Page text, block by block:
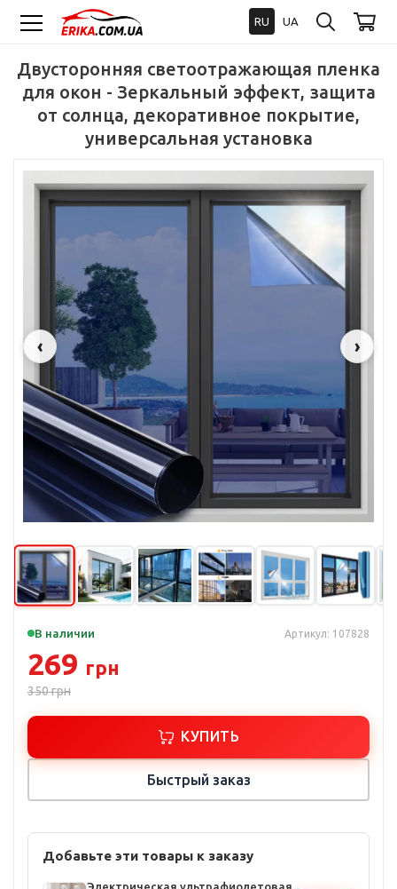
RU UA
Двусторонняя светоотражающая пленка
для окон - Зеркальный эффект, защита
от солнца, декоративное покрытие,
универсальная установка
‹ ›
В наличии Артикул: 107828
269 грн
350грн
КУПИТЬ
Быстрый заказ
Добавьте эти товары к заказу
Электрическая ультрафиолетовая